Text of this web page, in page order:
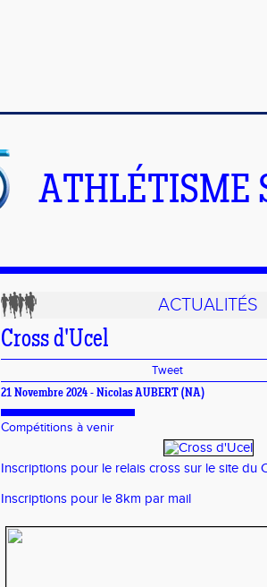
ATHLÉTISME
ACTUALITÉS
Cross d'Ucel
Tweet
21 Novembre 2024 - Nicolas AUBERT (NA)
Compétitions à venir
Inscriptions pour le relais cross sur le site du
Inscriptions pour le 8km par mail